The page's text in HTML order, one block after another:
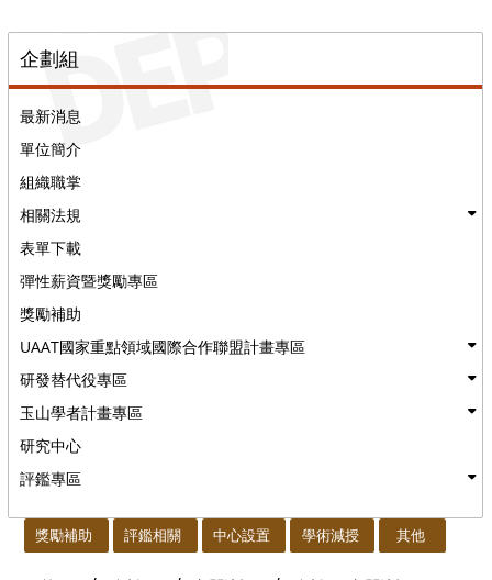
企劃組
最新消息
單位簡介
組織職掌
相關法規
表單下載
彈性薪資暨獎勵專區
獎勵補助
UAAT國家重點領域國際合作聯盟計畫專區
研發替代役專區
玉山學者計畫專區
研究中心
評鑑專區
獎勵補助 評鑑相關 中心設置 學術減授 其他